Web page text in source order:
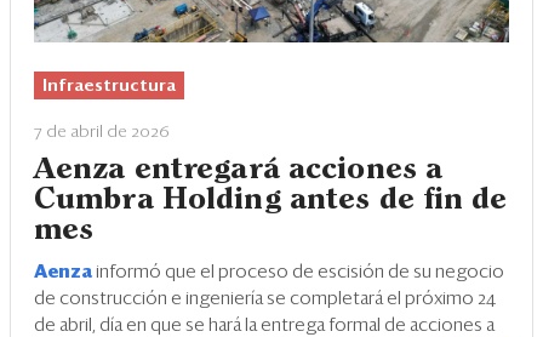
Eventos
Blogs
Ranking CEO
Edición Impresa
Infraestructura
7 de abril de 2026
Aenza entregará acciones a
Cumbra Holding antes de fin de
mes
Aenza informó que el proceso de escisión de su negocio
de construcción e ingeniería se completará el próximo 24
de abril, día en que se hará la entrega formal de acciones a